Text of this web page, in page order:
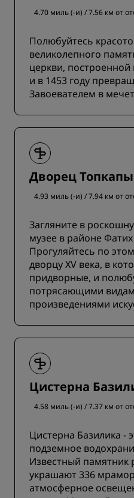
4.70 миль (-и) / 7.56 км от
Полюбуйтесь
великолепного
церкви, построенной
и в 1453 году
Завоевателем в
Дворец Топкапы
4.93 миль (-и) / 7.94 км от
Загляните в
музее в районе
Прогуляйтесь по
дворцу XV века, в
придворные, и
потрясающими
произведениями
Цистерна
4.58 миль (-и) / 7.37 км от
Цистерна Базилика -
подземное
Известный памятник
украшают 336
атмосферное